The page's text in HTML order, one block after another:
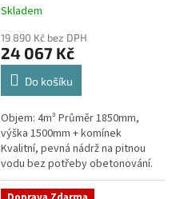
Skladem
19 890 Kč bez DPH
24 067 Kč
Do košíku
Objem: 4m³ Průměr 1850mm,
výška 1500mm + komínek
Kvalitní, pevná nádrž na pitnou
vodu bez potřeby obetonování.
Průměr a umístění všech
prostupů pro potrubí a hadice